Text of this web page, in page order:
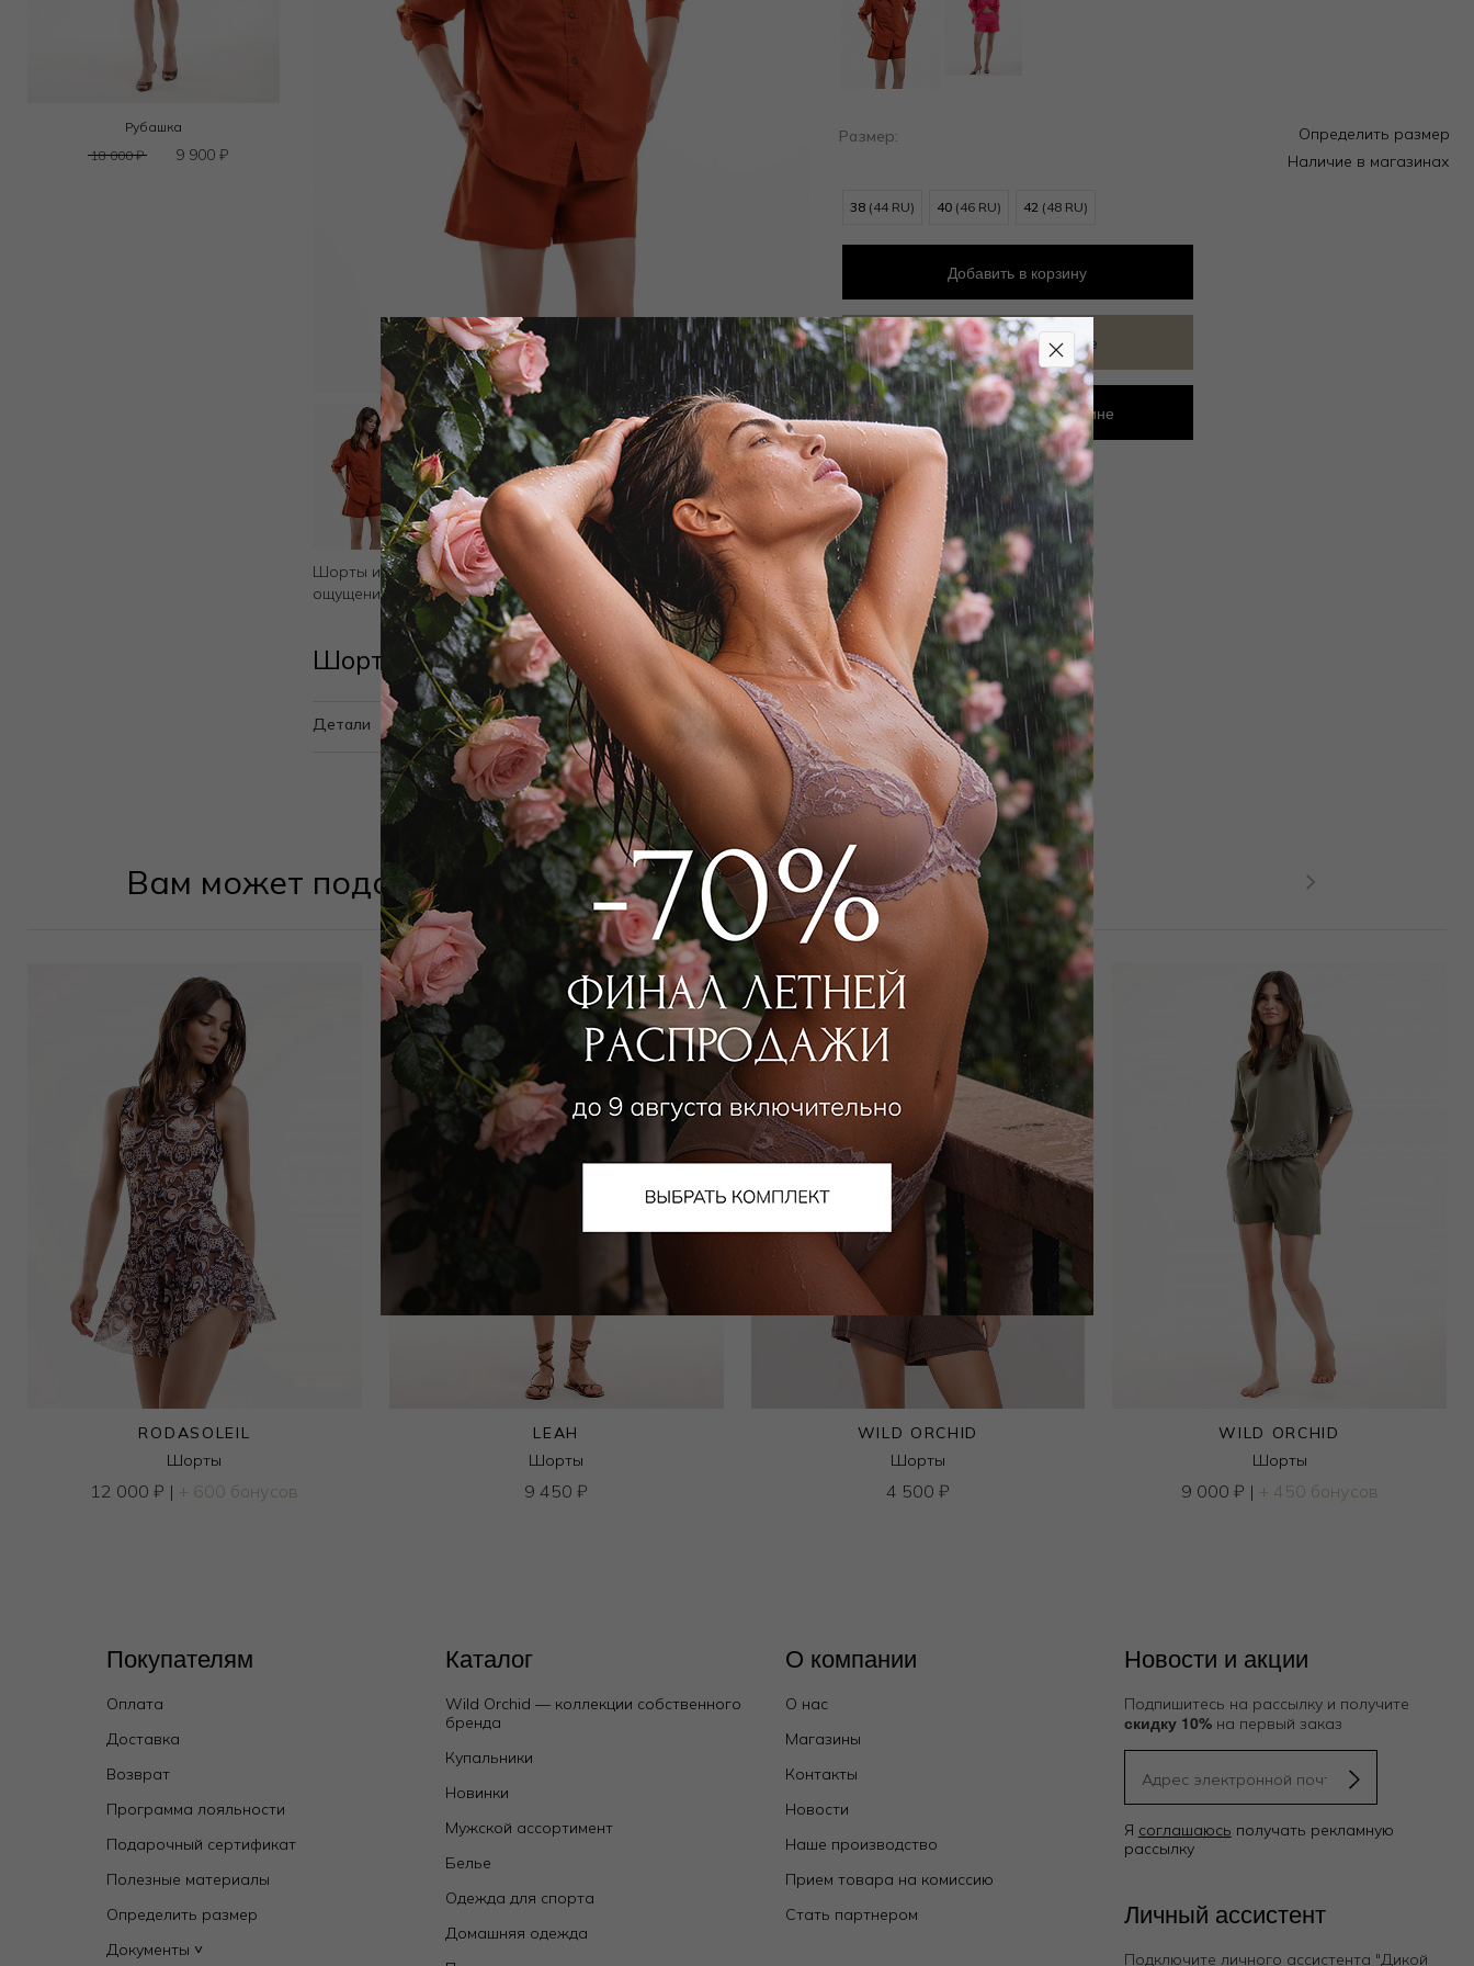
Рубашка
18 000₽ 9 900 ₽
Шорты из 100% хлопка. Универсальный фасон создает
ощущение легкости и свободы движений.
Шорты RAOMI Коричневый
Детали
Размер:
Определить размер
Наличие в магазинах
38 (44 RU) 40 (46 RU) 42 (48 RU)
Добавить в корзину
Добавить в избранное
Забронировать в магазине
Вам может подойти
RODASOLEIL
Шорты
12 000₽ | + 600 бонусов
LEAH
Шорты
9 450₽
WILD ORCHID
Шорты
4 500 ₽
WILD ORCHID
Шорты
9 000 ₽ | + 450 бонусов
Покупателям
Оплата
Доставка
Возврат
Программа лояльности
Подарочный сертификат
Полезные материалы
Определить размер
Документы ˅
Каталог
Wild Orchid — коллекции собственного
бренда
Купальники
Новинки
Мужской ассортимент
Белье
Одежда для спорта
Домашняя одежда
О компании
О нас
Магазины
Контакты
Новости
Наше производство
Прием товара на комиссию
Стать партнером
Новости и акции
Подпишитесь на рассылку и получите
скидку 10%на первый заказ
Я соглашаюсь получать рекламную
рассылку
Личный ассистент
Подключите личного ассистента "Дикой